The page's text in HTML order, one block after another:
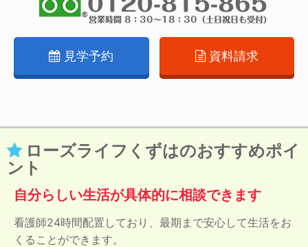
見学予約 資料請求
ローズライフくずはのおすすめポイ
ント
自分らしい生活が具体的に相談できます
看護師24時間配置しており、最期まで安心して生活をお
くることができます。